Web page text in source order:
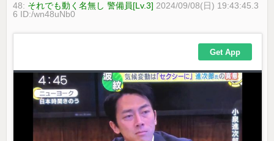
48: それでも動く名無し 警備員[Lv.3] 2024/09/08(日) 19:43:45.3
6 ID:/wn48uNb0